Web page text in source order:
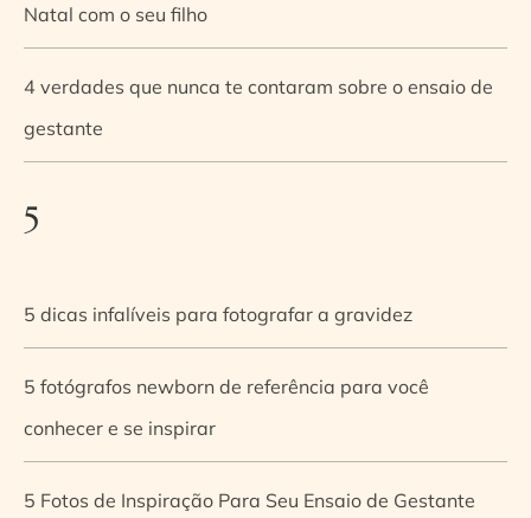
Natal com o seu filho
4 verdades que nunca te contaram sobre o ensaio de
gestante
5
5 dicas infalíveis para fotografar a gravidez
5 fotógrafos newborn de referência para você
conhecer e se inspirar
5 Fotos de Inspiração Para Seu Ensaio de Gestante